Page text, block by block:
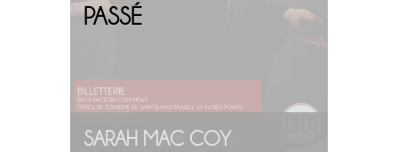
PASSÉ
SARAH MAC COY